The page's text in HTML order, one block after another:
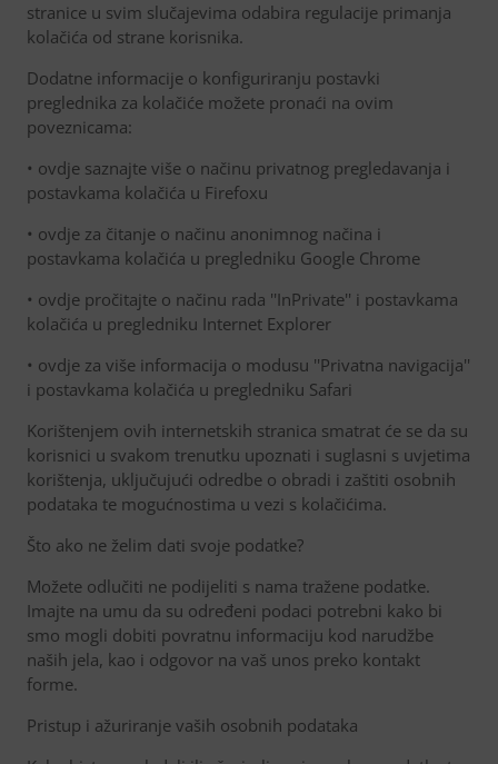
stranice u svim slučajevima odabira regulacije primanja
kolačića od strane korisnika.
Dodatne informacije o konfiguriranju postavki
preglednika za kolačiće možete pronaći na ovim
poveznicama:
• ovdje saznajte više o načinu privatnog pregledavanja i
postavkama kolačića u Firefoxu
• ovdje za čitanje o načinu anonimnog načina i
postavkama kolačića u pregledniku Google Chrome
• ovdje pročitajte o načinu rada ''InPrivate'' i postavkama
kolačića u pregledniku Internet Explorer
• ovdje za više informacija o modusu ''Privatna navigacija''
i postavkama kolačića u pregledniku Safari
Korištenjem ovih internetskih stranica smatrat će se da su
korisnici u svakom trenutku upoznati i suglasni s uvjetima
korištenja, uključujući odredbe o obradi i zaštiti osobnih
podataka te mogućnostima u vezi s kolačićima.
Što ako ne želim dati svoje podatke?
Možete odlučiti ne podijeliti s nama tražene podatke.
Imajte na umu da su određeni podaci potrebni kako bi
smo mogli dobiti povratnu informaciju kod narudžbe
naših jela, kao i odgovor na vaš unos preko kontakt
forme.
Pristup i ažuriranje vaših osobnih podataka